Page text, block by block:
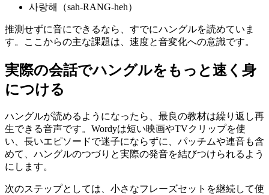
사랑해（sah-RANG-heh）
推測せずに音にできるなら、すでにハングルを読めていま
す。ここからの主な課題は、速度と音変化への意識です。
実際の会話でハングルをもっと速く身
につける
ハングルが読めるようになったら、最良の教材は繰り返し再
生できる音声です。Wordyは短い映画やTVクリップを使
い、長いエピソードで迷子にならずに、パッチムや連音も含
めて、ハングルのつづりと実際の発音を結びつけられるよう
にします。
次のステップとしては、小さなフレーズセットを継続して使